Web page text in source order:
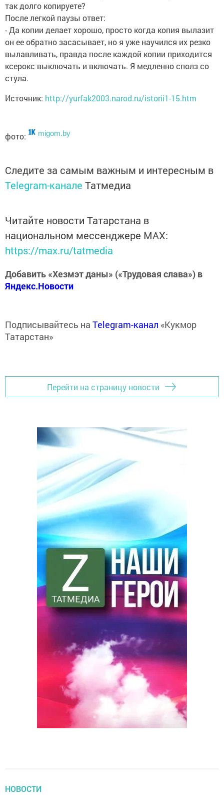
так долго копируете?
После легкой паузы ответ:
- Да копии делает хорошо, просто когда копия вылазит
он ее обратно засасывает, но я уже научился их резко
вылавливать, правда после каждой копии приходится
ксерокс выключать и включать. Я медленно сполз со
стула.
Источник: http://yurfak2003.narod.ru/istorii1-15.htm
фото: migom.by
Следите за самым важным и интересным в
Telegram-канале Татмедиа
Читайте новости Татарстана в
национальном мессенджере MАХ:
https://max.ru/tatmedia
Добавить «Хезмэт даны» («Трудовая слава») в
Яндекс.Новости
Подписывайтесь на Telegram-канал «Кукмор
Татарстан»
Перейти на страницу новости
НОВОСТИ